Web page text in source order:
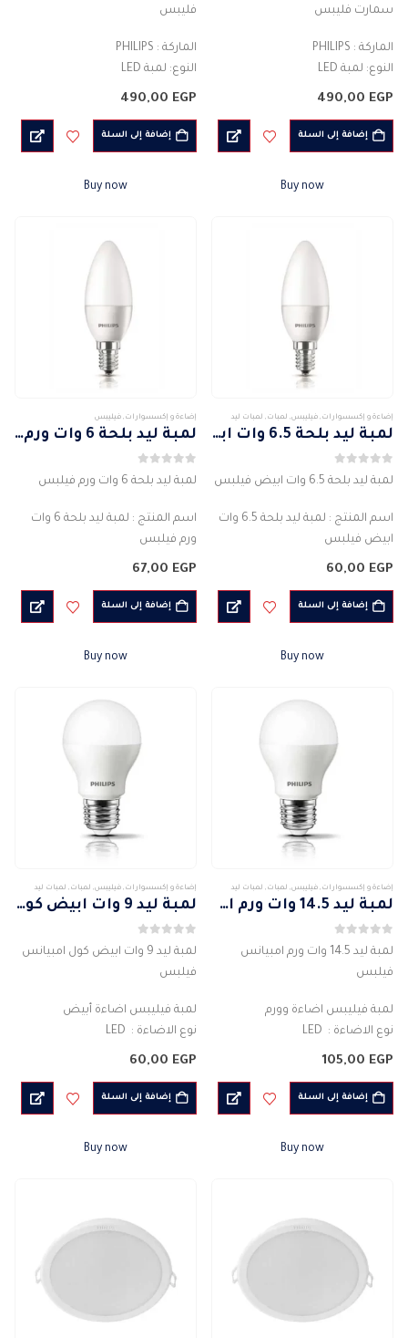
سمارت فليبس
الماركة : PHILIPS
النوع: لمبة LED
لون مصدر الضوء : ابيض
انتشار شعاع الضوء : 110 درجة
كشاف 10 وات
490,00 EGP
إضافة إلى السلة
Buy now
فليبس
الماركة : PHILIPS
النوع: لمبة LED
لون مصدر الضوء : الاصفر
انتشار شعاع الضوء : 110 درجة
كشاف 10 وات
490,00 EGP
إضافة إلى السلة
Buy now
إضاءة و إكسسوارات , فيليبس, لمبات , لمبات ليد
لمبة ليد بلحة 6.5 وات ابيض فيلبس
لمبة ليد بلحة 6.5 وات ابيض فيلبس
اسم المنتج : لمبة ليد بلحة 6.5 وات
ابيض فيلبس
العلامة التجارية : Philips
شكل كلاسيكى شمعة
القدرة الفعلية…
60,00 EGP
إضافة إلى السلة
Buy now
إضاءة و إكسسوارات , فيليبس
لمبة ليد بلحة 6 وات ورم فيلبس
لمبة ليد بلحة 6 وات ورم فيلبس
اسم المنتج : لمبة ليد بلحة 6 وات
ورم فيلبس
العلامة التجارية : Philips
شكل كلاسيكى شمعة
القدرة الفعلية للمصباح : 6 واط
67,00 EGP
إضافة إلى السلة
Buy now
إضاءة و إكسسوارات , فيليبس, لمبات , لمبات ليد
لمبة ليد 14.5 وات ورم امبيانس فيلبس
لمبة ليد 14.5 وات ورم امبيانس
فيلبس
لمبة فيليبس اضاءة وورم
نوع الاضاءة : LED
العلامة التجارية Philips
القوة الفعلية للمصباح : 14.5 واط
التدفق الضوئي :…
105,00 EGP
إضافة إلى السلة
Buy now
إضاءة و إكسسوارات , فيليبس, لمبات , لمبات ليد
لمبة ليد 9 وات ابيض كول امبيانس فيلبس
لمبة ليد 9 وات ابيض كول امبيانس
فيلبس
لمبة فيليبس اضاءة أبيض
نوع الاضاءة : LED
العلامة التجارية Philips
القوة الفعلية للمصباح : 9 واط
التدفق الضوئي…
60,00 EGP
إضافة إلى السلة
Buy now